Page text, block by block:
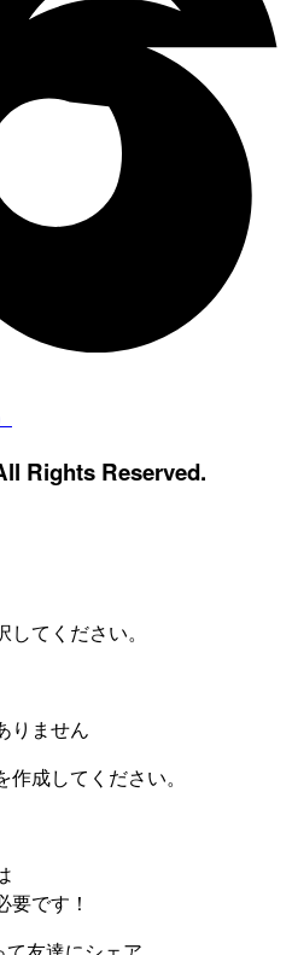
Rights Reserved.
てください。
りません
成してください。
要です！